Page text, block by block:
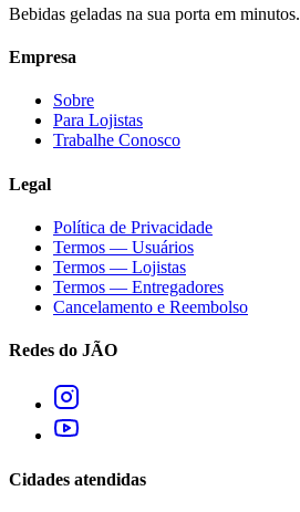
Bebidas geladas na sua porta em minutos.
Empresa
Sobre
Para Lojistas
Trabalhe Conosco
Legal
Política de Privacidade
Termos — Usuários
Termos — Lojistas
Termos — Entregadores
Cancelamento e Reembolso
Redes do JÃO
Cidades atendidas